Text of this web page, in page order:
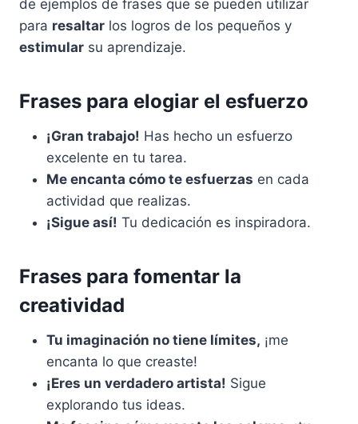
de ejemplos de frases que se pueden utilizar
para resaltar los logros de los pequeños y
estimular su aprendizaje.
Frases para elogiar el esfuerzo
¡Gran trabajo! Has hecho un esfuerzo
excelente en tu tarea.
Me encanta cómo te esfuerzas en cada
actividad que realizas.
¡Sigue así! Tu dedicación es inspiradora.
Frases para fomentar la
creatividad
Tu imaginación no tiene límites, ¡me
encanta lo que creaste!
¡Eres un verdadero artista! Sigue
explorando tus ideas.